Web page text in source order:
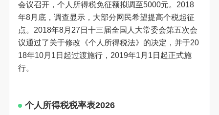
会议召开，个人所得税免征额拟调至5000元。2018
年8月底，调查显示，大部分网民希望提高个税起征
点。2018年8月27日十三届全国人大常委会第五次会
议通过了关于修改《个人所得税法》的决定，并于20
18年10月1日起过渡施行，2019年1月1日起正式施
行。
个人所得税税率表2026